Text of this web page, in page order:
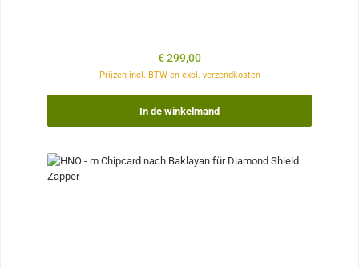
Normale prijs:
€ 299,00
Prijzen incl. BTW en excl. verzendkosten
In de winkelmand